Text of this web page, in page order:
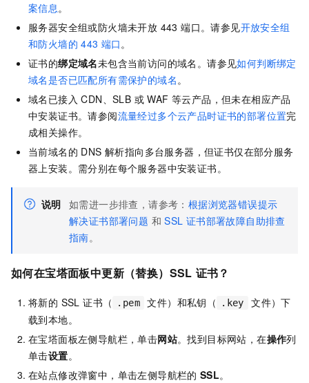
案信息。
服务器安全组或防火墙未开放 443 端口。请参见开放安全组
和防火墙的 443 端口。
证书的绑定域名未包含当前访问的域名。请参见如何判断绑定
域名是否已匹配所有需保护的域名。
域名已接入 CDN、SLB 或 WAF 等云产品，但未在相应产品
中安装证书。请参阅流量经过多个云产品时证书的部署位置完
成相关操作。
当前域名的 DNS 解析指向多台服务器，但证书仅在部分服务
器上安装。需分别在每个服务器中安装证书。
说明 如需进一步排查，请参考： 根据浏览器错误提示
解决证书部署问题 和SSL 证书部署故障自助排查
指南。
如何在宝塔面板中更新（替换）SSL 证书？
将新的 SSL 证书（ .pem 文件）和私钥（ .key
文件）下
载到本地。
在宝塔面板左侧导航栏，单击网站。找到目标网站，在操作列
单击设置。
在站点修改弹窗中，单击左侧导航栏的 SSL。